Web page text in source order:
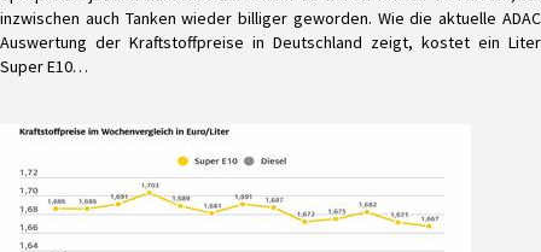
inzwischen auch Tanken wieder billiger geworden. Wie die aktuelle ADAC
Auswertung der Kraftstoffpreise in Deutschland zeigt, kostet ein Liter
Super E10…